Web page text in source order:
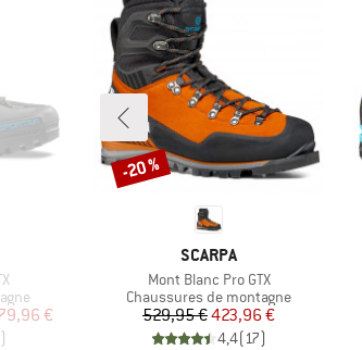
€
)
MARQUE
SCARPA
Article
Mont Blanc Pro GTX
Product group
Chaussures de montagne
Prix
529,95 €Prix réduit
423,96 €
4,4( 17)
Remise
-20 %